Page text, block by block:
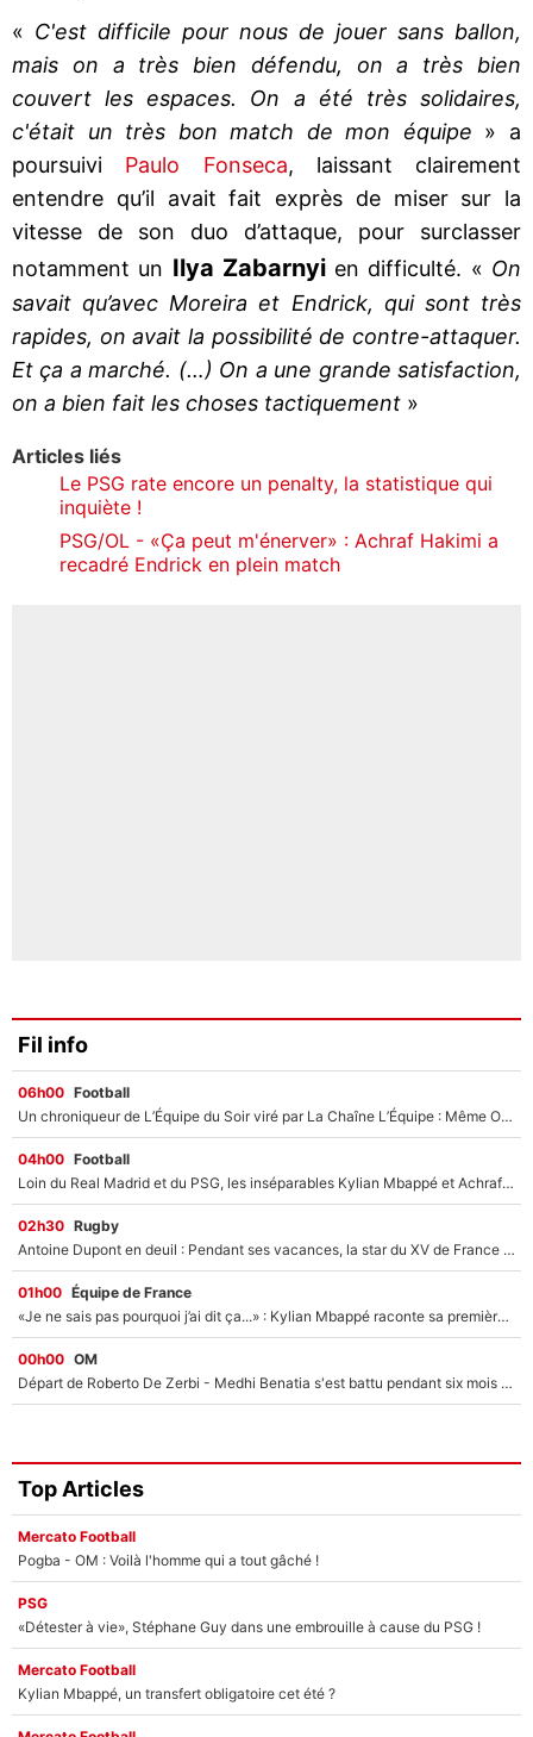
« C'est difficile pour nous de jouer sans ballon,
mais on a très bien défendu, on a très bien
couvert les espaces. On a été très solidaires,
c'était un très bon match de mon équipe » a
poursuivi Paulo Fonseca, laissant clairement
entendre qu’il avait fait exprès de miser sur la
vitesse de son duo d’attaque, pour surclasser
notamment un Ilya Zabarnyi en difficulté. « On
savait qu’avec Moreira et Endrick, qui sont très
rapides, on avait la possibilité de contre-attaquer.
Et ça a marché. (…) On a une grande satisfaction,
on a bien fait les choses tactiquement »
Articles liés
Le PSG rate encore un penalty, la statistique qui
inquiète !
PSG/OL - «Ça peut m'énerver» : Achraf Hakimi a
recadré Endrick en plein match
Fil info
06h00 Football
Un chroniqueur de L’Équipe du Soir viré par La Chaîne L’Équipe : Même Olivier Ménard n’avait pas pu empêcher son départ, «je l’ai appris sur Twitter, je l’ai vécu assez mal»
04h00 Football
Loin du Real Madrid et du PSG, les inséparables Kylian Mbappé et Achraf Hakimi changent d'équipe le temps d'une journée !
02h30 Rugby
Antoine Dupont en deuil : Pendant ses vacances, la star du XV de France a perdu sa grand-mère
01h00 Équipe de France
«Je ne sais pas pourquoi j’ai dit ça...» : Kylian Mbappé raconte sa première rencontre avec Zinédine Zidane (et c’est très drôle)
00h00 OM
Départ de Roberto De Zerbi - Medhi Benatia s'est battu pendant six mois pour le retenir à l'OM, le PSG a été le naufrage de trop : «Je pars avec toi»
Top Articles
Mercato Football
Pogba - OM : Voilà l'homme qui a tout gâché !
PSG
«Détester à vie», Stéphane Guy dans une embrouille à cause du PSG !
Mercato Football
Kylian Mbappé, un transfert obligatoire cet été ?